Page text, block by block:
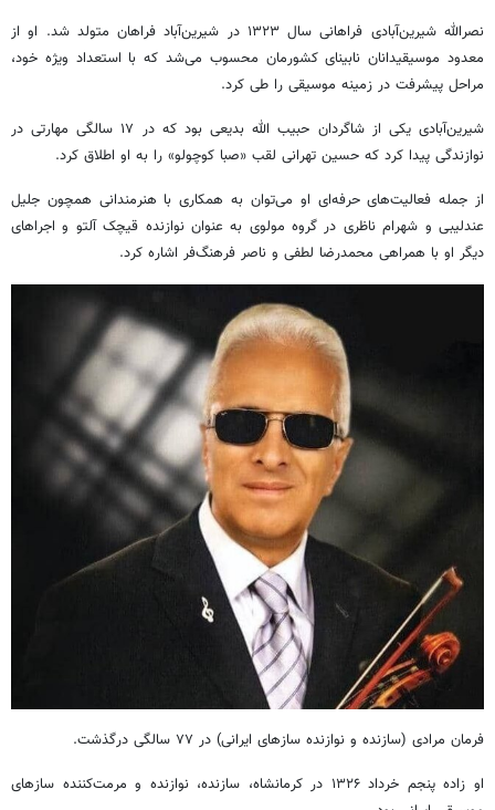
نصرالله شیرین‌آبادی فراهانی سال ۱۳۲۳ در شیرین‌آباد فراهان متولد شد. او از
معدود موسیقیدانان نابینای کشورمان محسوب می‌شد که با استعداد ویژه خود،
مراحل پیشرفت در زمینه موسیقی را طی کرد.
شیرین‌آبادی یکی از شاگردان حبیب الله بدیعی بود که در ۱۷ سالگی مهارتی در
نوازندگی پیدا کرد که حسین تهرانی لقب «صبا کوچولو» را به او اطلاق کرد.
از جمله فعالیت‌های حرفه‌ای او می‌توان به همکاری با هنرمندانی همچون جلیل
عندلیبی و شهرام ناظری در گروه مولوی به عنوان نوازنده قیچک آلتو و اجراهای
دیگر او با همراهی محمدرضا لطفی و ناصر فرهنگ‌فر اشاره کرد.
فرمان مرادی (سازنده و نوازنده سازهای ایرانی) در ۷۷ سالگی درگذشت.
او زاده پنجم خرداد ۱۳۲۶ در کرمانشاه، سازنده، نوازنده و مرمت‌کننده سازهای